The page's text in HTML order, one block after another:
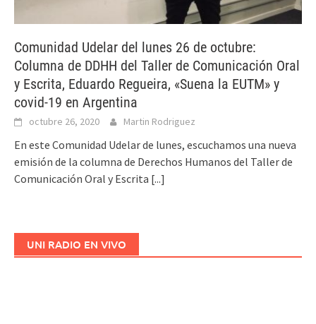
Comunidad Udelar del lunes 26 de octubre:
Columna de DDHH del Taller de Comunicación Oral
y Escrita, Eduardo Regueira, «Suena la EUTM» y
covid-19 en Argentina
octubre 26, 2020 Martin Rodriguez
En este Comunidad Udelar de lunes, escuchamos una nueva
emisión de la columna de Derechos Humanos del Taller de
Comunicación Oral y Escrita [...]
UNI RADIO EN VIVO